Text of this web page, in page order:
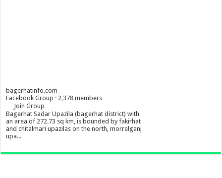
bagerhatinfo.com
Facebook Group · 2,378 members
Join Group
Bagerhat Sadar Upazila (bagerhat district) with
an area of 272.73 sq km, is bounded by fakirhat
and chitalmari upazilas on the north, morrelganj
upa...